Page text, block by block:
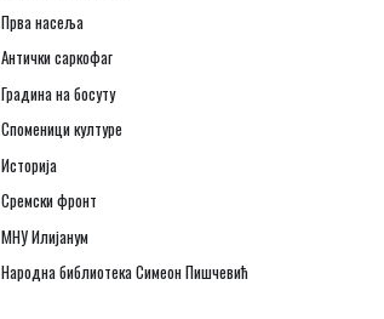
Прва насеља
Антички саркофаг
Градина на босуту
Споменици културе
Историја
Сремски фронт
МНУ Илијанум
Народна библиотека Симеон Пишчевић